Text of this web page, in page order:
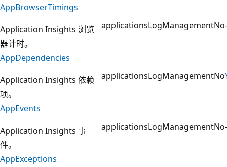
AppBrowserTimings
Application Insights 浏览
器计时。
applicationsLogManagementNo-
AppDependencies
Application Insights 依赖
项。
applicationsLogManagementNo
AppEvents
Application Insights 事
件。
applicationsLogManagementNo-
AppExceptions